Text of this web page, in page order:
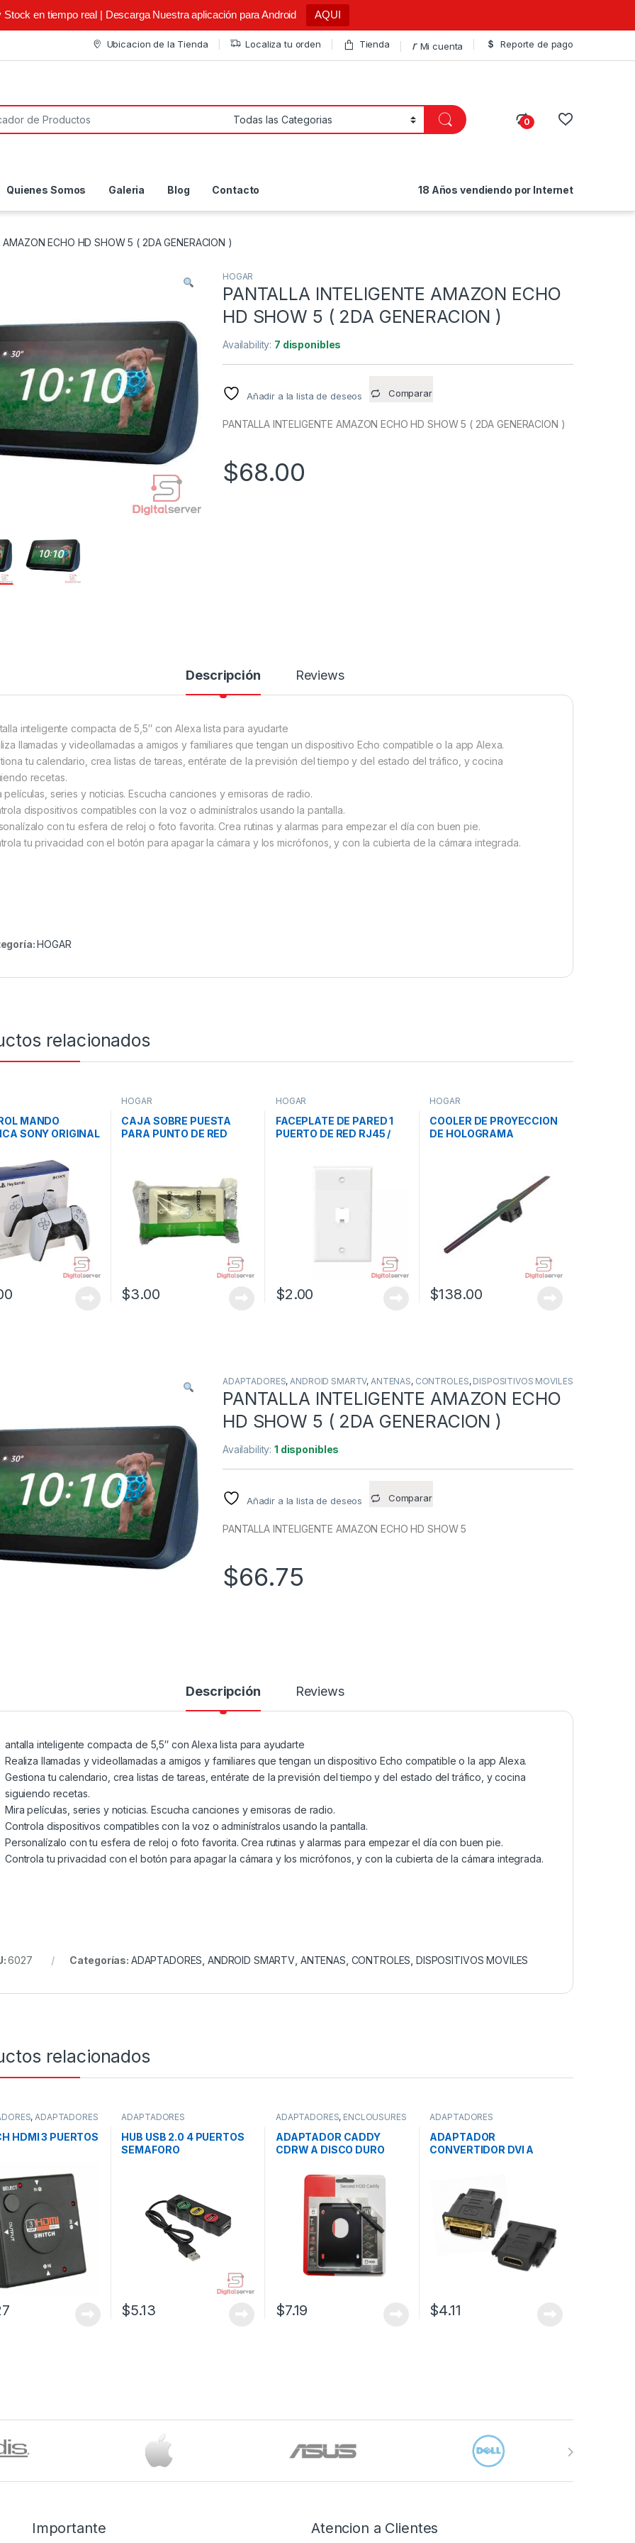
Stock en tiempo real | Descarga Nuestra aplicación para Android AQUI
Ubicacion de la Tienda Localiza tu orden Tienda Mi cuenta Reporte de pago
0
Quienes Somos Galeria Blog Contacto 18 Años vendiendo por Internet
AMAZON ECHO HD SHOW 5 ( 2DA GENERACION )
HOGAR
PANTALLA INTELIGENTE AMAZON ECHO
HD SHOW 5 ( 2DA GENERACION )
Availability: 7 disponibles
Añadir a la lista de deseos Comparar
PANTALLA INTELIGENTE AMAZON ECHO HD SHOW 5 ( 2DA GENERACION )
$68.00
Descripción Reviews
inteligente compacta de 5,5″ con Alexa lista para ayudarte
llamadas y videollamadas a amigos y familiares que tengan un dispositivo Echo compatible o la app Alexa.
tu calendario, crea listas de tareas, entérate de la previsión del tiempo y del estado del tráfico, y cocina
recetas.
películas, series y noticias. Escucha canciones y emisoras de radio.
dispositivos compatibles con la voz o adminístralos usando la pantalla.
con tu esfera de reloj o foto favorita. Crea rutinas y alarmas para empezar el día con buen pie.
tu privacidad con el botón para apagar la cámara y los micrófonos, y con la cubierta de la cámara integrada.
HOGAR
relacionados
MANDO
SONY ORIGINAL
5 / PS5 / COLOR
HOGAR
CAJA SOBRE PUESTA
PARA PUNTO DE RED
$3.00
HOGAR
FACEPLATE DE PARED 1
PUERTO DE RED RJ45 /
$2.00
HOGAR
COOLER DE PROYECCION
DE HOLOGRAMA
$138.00
ADAPTADORES,ANDROID SMARTV, ANTENAS, CONTROLES, DISPOSITIVOS MOVILES
PANTALLA INTELIGENTE AMAZON ECHO
HD SHOW 5 ( 2DA GENERACION )
Availability:1 disponibles
Añadir a la lista de deseos Comparar
PANTALLA INTELIGENTE AMAZON ECHO HD SHOW 5
$66.75
Descripción Reviews
antalla inteligente compacta de 5,5″ con Alexa lista para ayudarte
Realiza llamadas y videollamadas a amigos y familiares que tengan un dispositivo Echo compatible o la app Alexa.
Gestiona tu calendario, crea listas de tareas, entérate de la previsión del tiempo y del estado del tráfico, y cocina
siguiendo recetas.
Mira películas, series y noticias. Escucha canciones y emisoras de radio.
Controla dispositivos compatibles con la voz o adminístralos usando la pantalla.
Personalízalo con tu esfera de reloj o foto favorita. Crea rutinas y alarmas para empezar el día con buen pie.
Controla tu privacidad con el botón para apagar la cámara y los micrófonos, y con la cubierta de la cámara integrada.
6027 Categorías: ADAPTADORES ,ANDROID SMARTV ANTENAS CONTROLES ,DISPOSITIVOS MOVILES
relacionados
,ADAPTADORES
HDMI 3 PUERTOS
ADAPTADORES
HUB USB 2.0 4 PUERTOS
SEMAFORO
$5.13
ADAPTADORES, ENCLOUSURES
ADAPTADOR CADDY
CDRW A DISCO DURO
$7.19
ADAPTADORES
ADAPTADOR
CONVERTIDOR DVI A
$4.11
Importante Atencion a Clientes